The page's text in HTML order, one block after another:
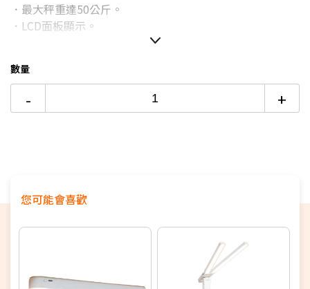
12期
電視降到底破盤
．最大秤重達50公斤。
．LCD面板顯示。
數量
- +
您可能會喜歡